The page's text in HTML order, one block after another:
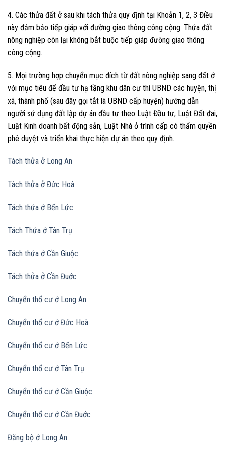
4. Các thửa đất ở sau khi tách thửa quy định tại Khoản 1, 2, 3 Điều
này đảm bảo tiếp giáp với đường giao thông công cộng. Thửa đất
nông nghiệp còn lại không bắt buộc tiếp giáp đường giao thông
công cộng.
5. Mọi trường hợp chuyển mục đích từ đất nông nghiệp sang đất ở
với mục tiêu để đầu tư hạ tầng khu dân cư thì UBND các huyện, thị
xã, thành phố (sau đây gọi tắt là UBND cấp huyện) hướng dẫn
người sử dụng đất lập dự án đầu tư theo Luật Đầu tư, Luật Đất đai,
Luật Kinh doanh bất động sản, Luật Nhà ở trình cấp có thẩm quyền
phê duyệt và triển khai thực hiện dự án theo quy định.
Tách thửa ở Long An
Tách thửa ở Đức Hoà
Tách thửa ở Bến Lức
Tách Thửa ở Tân Trụ
Tách thửa ở Cần Giuộc
Tách thửa ở Cần Đuớc
Chuyển thổ cư ở Long An
Chuyển thổ cư ở Đức Hoà
Chuyển thổ cư ở Bến Lức
Chuyển thổ cư ở Tân Trụ
Chuyển thổ cư ở Cần Giuộc
Chuyển thổ cư ở Cần Đuớc
Đăng bộ ở Long An